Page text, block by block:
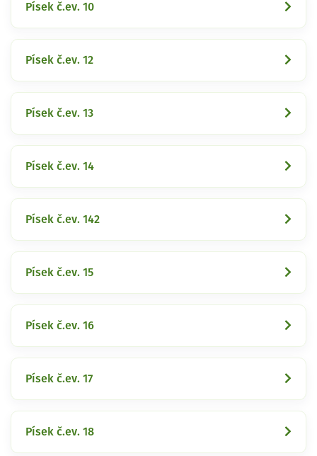
Písek č.ev. 10
Písek č.ev. 12
Písek č.ev. 13
Písek č.ev. 14
Písek č.ev. 142
Písek č.ev. 15
Písek č.ev. 16
Písek č.ev. 17
Písek č.ev. 18